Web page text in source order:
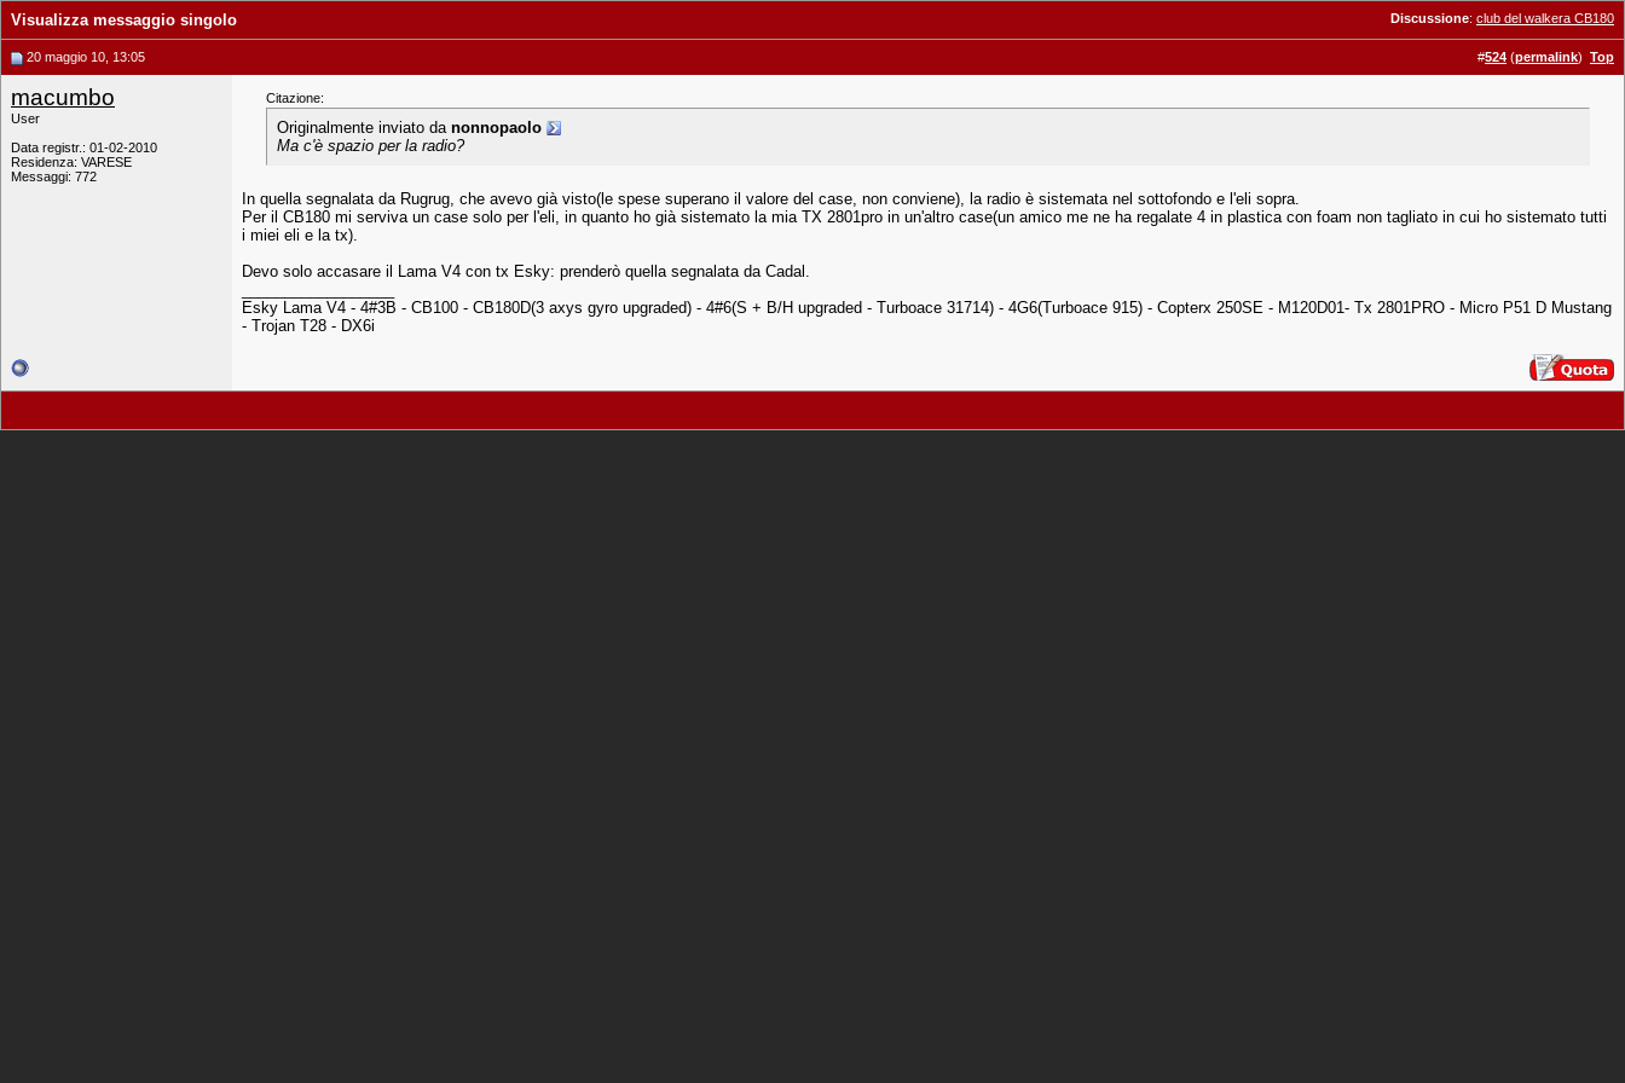
Discussione: club del walkera CB180
Visualizza messaggio singolo
20 maggio 10, 13:05 #524 (permalink) Top
macumbo
User
Data registr.: 01-02-2010
Residenza: VARESE
Messaggi: 772
Citazione:
Originalmente inviato da nonnopaolo
Ma c'è spazio per la radio?
In quella segnalata da Rugrug, che avevo già visto(le spese superano il valore del case, non conviene), la radio è sistemata nel sottofondo e l'eli sopra.
Per il CB180 mi serviva un case solo per l'eli, in quanto ho già sistemato la mia TX 2801pro in un'altro case(un amico me ne ha regalate 4 in plastica con foam non tagliato in cui ho sistemato tutti
i miei eli e la tx).
Devo solo accasare il Lama V4 con tx Esky: prenderò quella segnalata da Cadal.
Esky Lama V4 - 4#3B - CB100 - CB180D(3 axys gyro upgraded) - 4#6(S + B/H upgraded - Turboace 31714) - 4G6(Turboace 915) - Copterx 250SE - M120D01- Tx 2801PRO - Micro P51 D Mustang
- Trojan T28 - DX6i